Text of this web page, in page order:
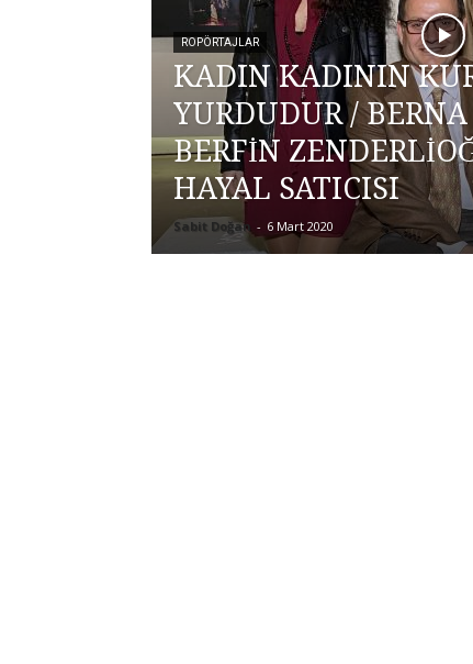
ROPÖRTAJLAR
KADIN KADININ
YURDUDUR /
BERFİN
HAYAL SATICISI
Sabit Doğan - 6 Mart 2020